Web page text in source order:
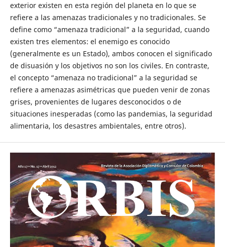
exterior existen en esta región del planeta en lo que se
refiere a las amenazas tradicionales y no tradicionales. Se
define como “amenaza tradicional” a la seguridad, cuando
existen tres elementos: el enemigo es conocido
(generalmente es un Estado), ambos conocen el significado
de disuasión y los objetivos no son los civiles. En contraste,
el concepto “amenaza no tradicional” a la seguridad se
refiere a amenazas asimétricas que pueden venir de zonas
grises, provenientes de lugares desconocidos o de
situaciones inesperadas (como las pandemias, la seguridad
alimentaria, los desastres ambientales, entre otros).